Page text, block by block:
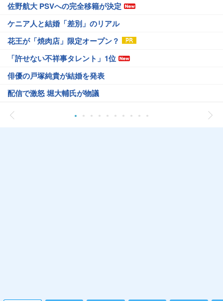
佐野航大 PSVへの完全移籍が決定
ケニア人と結婚「差別」のリアル
花王が「焼肉店」限定オープン？
「許せない不祥事タレント」1位
俳優の戸塚純貴が結婚を発表
配信で激怒 堀大輔氏が物議